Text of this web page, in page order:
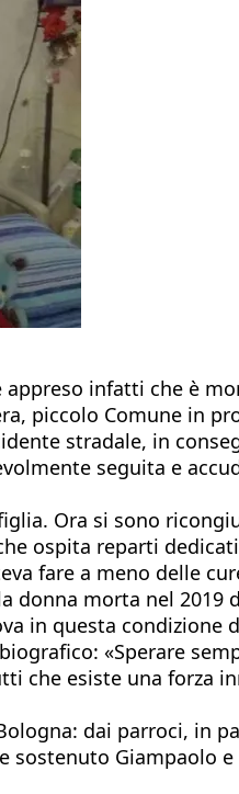
infatti che è
piccolo Comune in
stradale, in
seguita e
Ora si sono
ospita reparti
fare a meno delle
donna morta nel
in questa condizione
«Sperare
che esiste una
dai parroci, in
sostenuto Giampaolo e